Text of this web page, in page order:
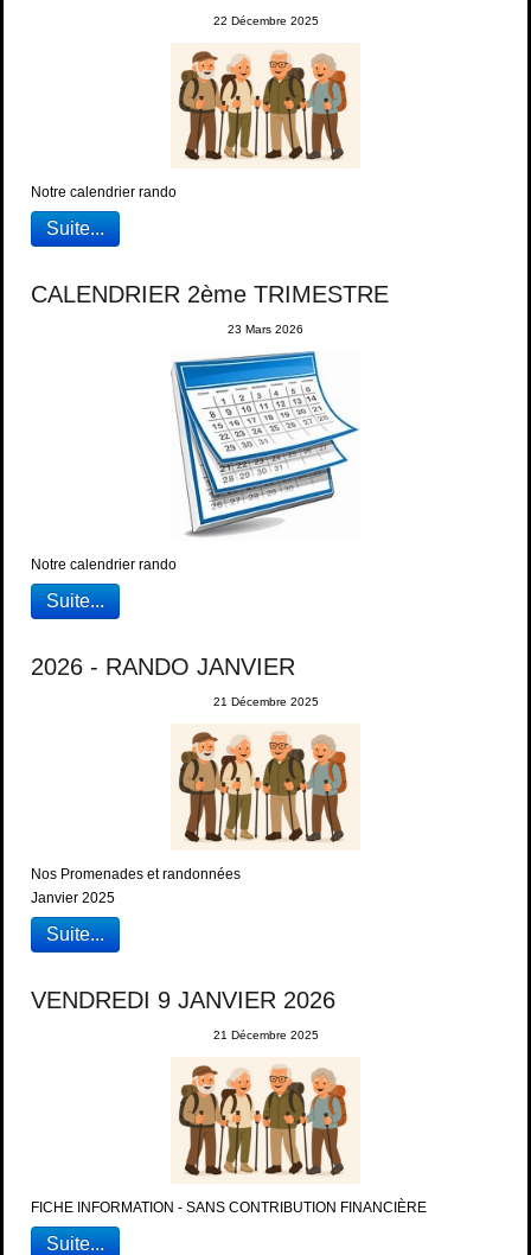
22 Décembre 2025
Notre calendrier rando
Suite...
CALENDRIER 2ème TRIMESTRE
23 Mars 2026
Notre calendrier rando
Suite...
2026 - RANDO JANVIER
21 Décembre 2025
Nos Promenades et randonnées
Janvier 2025
Suite...
VENDREDI 9 JANVIER 2026
21 Décembre 2025
FICHE INFORMATION - SANS CONTRIBUTION FINANCIÈRE
Suite...